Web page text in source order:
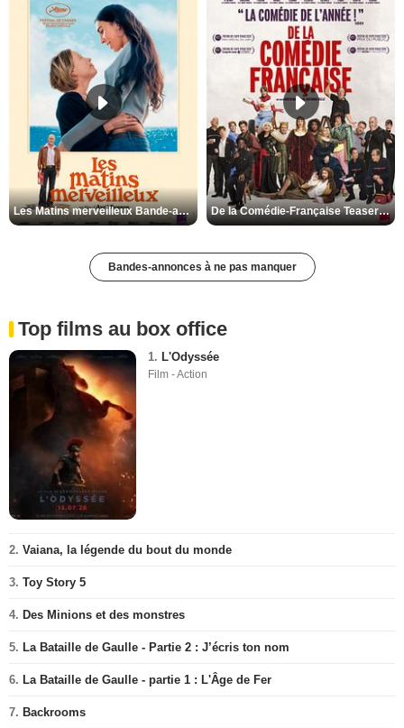
Les Matins merveilleux Bande-annonce VF De la Comédie-Française Teaser VF
Bandes-annonces à ne pas manquer
Top films au box office
1. L'Odyssée
Film - Action
2. Vaiana, la légende du bout du monde
3. Toy Story 5
4. Des Minions et des monstres
5. La Bataille de Gaulle - Partie 2 : J’écris ton nom
6. La Bataille de Gaulle - partie 1 : L'Âge de Fer
7. Backrooms